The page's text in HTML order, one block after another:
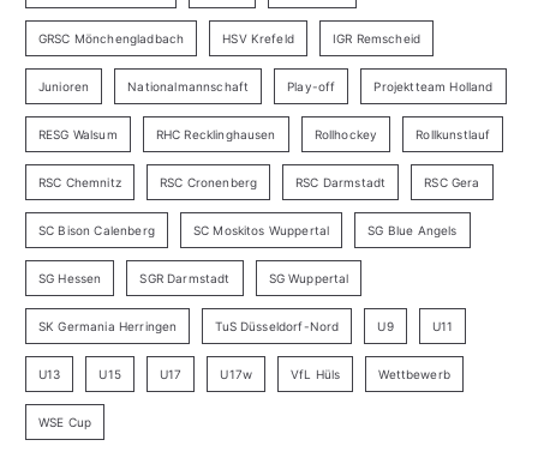
GRSC Mönchengladbach HSV Krefeld IGR Remscheid
Junioren Nationalmannschaft Play-off Projektteam Holland
RESG Walsum RHC Recklinghausen Rollhockey Rollkunstlauf
RSC Chemnitz RSC Cronenberg RSC Darmstadt RSC Gera
SC Bison Calenberg SC Moskitos Wuppertal SG Blue Angels
SG Hessen SGR Darmstadt SG Wuppertal
SK Germania Herringen TuS Düsseldorf-Nord U9 U11
U13 U15 U17 U17w VfL Hüls Wettbewerb
WSE Cup